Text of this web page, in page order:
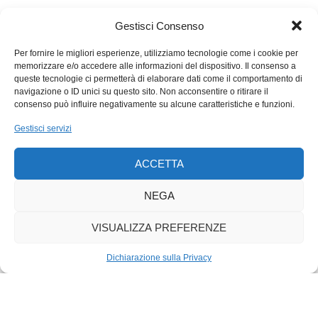
Gestisci Consenso
Per fornire le migliori esperienze, utilizziamo tecnologie come i cookie per
memorizzare e/o accedere alle informazioni del dispositivo. Il consenso a
queste tecnologie ci permetterà di elaborare dati come il comportamento di
navigazione o ID unici su questo sito. Non acconsentire o ritirare il
consenso può influire negativamente su alcune caratteristiche e funzioni.
Gestisci servizi
ACCETTA
NEGA
VISUALIZZA PREFERENZE
Dichiarazione sulla Privacy
Pechino, che per bocca dell’ambasciatore a Berna ha
aspramente criticato la Svizzera. Restare neutrali si annuncia
ancor più difficile, la ponderazione fra interessi economici e
difesa di valori universali ancor più delicata.